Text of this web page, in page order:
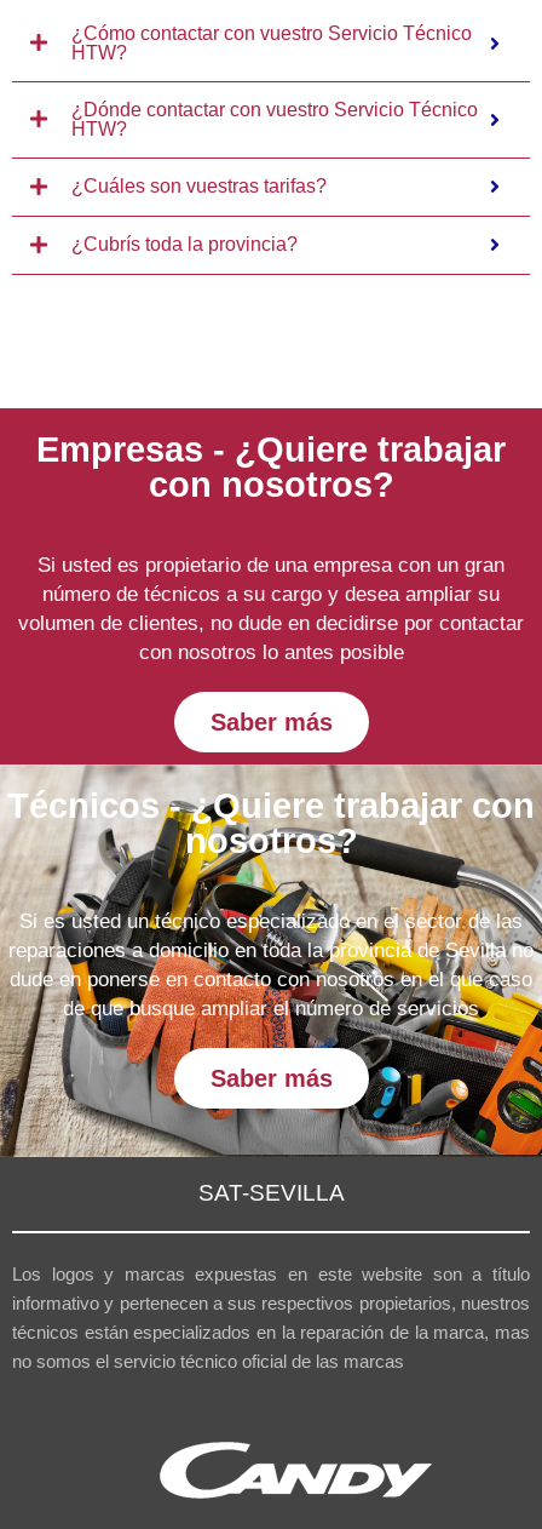
¿Cómo contactar con vuestro Servicio Técnico
HTW?
¿Dónde contactar con vuestro Servicio Técnico
HTW?
¿Cuáles son vuestras tarifas?
¿Cubrís toda la provincia?
Empresas - ¿Quiere trabajar
con nosotros?
Si usted es propietario de una empresa con un gran
número de técnicos a su cargo y desea ampliar su
volumen de clientes, no dude en decidirse por contactar
con nosotros lo antes posible
Saber más
Técnicos - ¿Quiere trabajar con
nosotros?
Si es usted un técnico especializado en el sector de las
reparaciones a domicilio en toda la provincia de Sevilla no
dude en ponerse en contacto con nosotros en el que caso
de que busque ampliar el número de servicios
Saber más
SAT-SEVILLA
Los logos y marcas expuestas en este website son a título
informativo y pertenecen a sus respectivos propietarios, nuestros
técnicos están especializados en la reparación de la marca, mas
no somos el servicio técnico oficial de las marcas